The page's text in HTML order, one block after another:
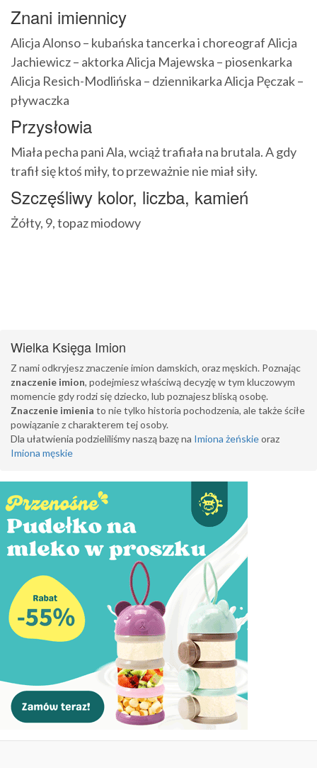
Znani imiennicy
Alicja Alonso – kubańska tancerka i choreograf Alicja
Jachiewicz – aktorka Alicja Majewska – piosenkarka
Alicja Resich-Modlińska – dziennikarka Alicja Pęczak –
pływaczka
Przysłowia
Miała pecha pani Ala, wciąż trafiała na brutala. A gdy
trafił się ktoś miły, to przeważnie nie miał siły.
Szczęśliwy kolor, liczba, kamień
Żółty, 9, topaz miodowy
Wielka Księga Imion
Z nami odkryjesz znaczenie imion damskich, oraz męskich. Poznając
znaczenie imion, podejmiesz właściwą decyzję w tym kluczowym
momencie gdy rodzi się dziecko, lub poznajesz bliską osobę.
Znaczenie imienia to nie tylko historia pochodzenia, ale także ściłe
powiązanie z charakterem tej osoby.
Dla ułatwienia podzieliliśmy naszą bazę na Imiona żeńskieoraz
Imiona męskie